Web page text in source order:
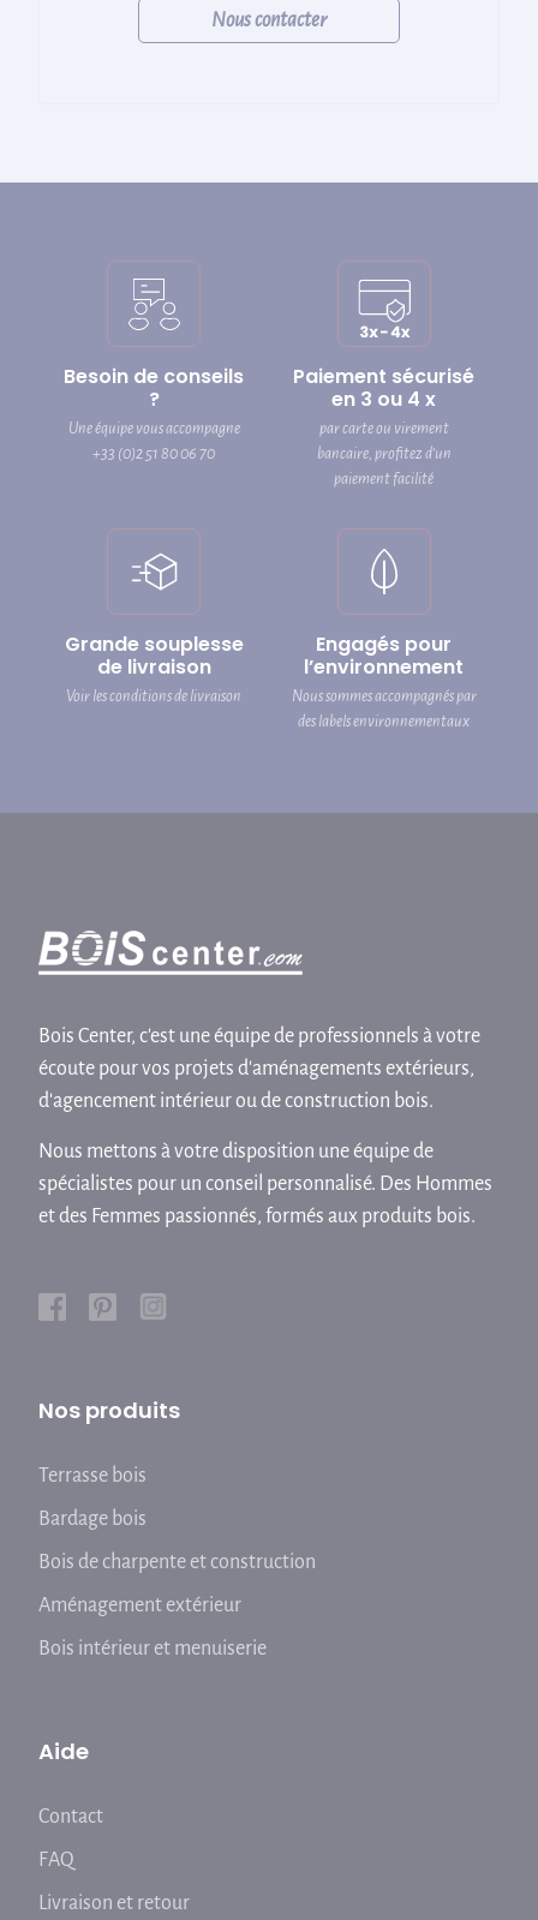
Nous contacter
Besoin de conseils
?
Une équipe vous accompagne
+33 (0)2 51 80 06 70
Paiement sécurisé
en 3 ou 4 x
par carte ou virement
bancaire, profitez d’un
paiement facilité
Grande souplesse
de livraison
Voir les conditions de livraison
Engagés pour
l’environnement
Nous sommes accompagnés par
des labels environnementaux
Bois Center, c'est une équipe de professionnels à votre
écoute pour vos projets d'aménagements extérieurs,
d'agencement intérieur ou de construction bois.
Nous mettons à votre disposition une équipe de
spécialistes pour un conseil personnalisé. Des Hommes
et des Femmes passionnés, formés aux produits bois.
Nos produits
Terrasse bois
Bardage bois
Bois de charpente et construction
Aménagement extérieur
Bois intérieur et menuiserie
Aide
Contact
FAQ
Livraison et retour